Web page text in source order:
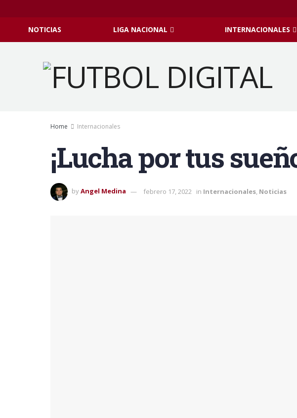
NOTICIAS LIGA NACIONAL INTERNACIONALES
Home Internacionales
¡Lucha por tus
byAngel Medina febrero 17, 2022 in Internacionales Noticias